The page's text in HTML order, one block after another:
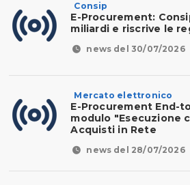
Consip
E-Procurement:
miliardi e riscrive le
news del 30/07/2026
Mercato elettronico
E-Procurement End-
modulo "Esecuzione
Acquisti in Rete
news del 28/07/2026